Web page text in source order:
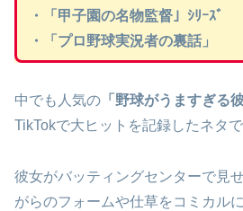
・
「甲子園の名物監督」ｼﾘｰｽﾞ
・
「プロ野球実況者の裏話」
中でも人気の 「野球がうますぎる
TikTokで大ヒットを記録したネタで
彼女がバッティングセンターで見
がらのフォームや仕草をコミカル